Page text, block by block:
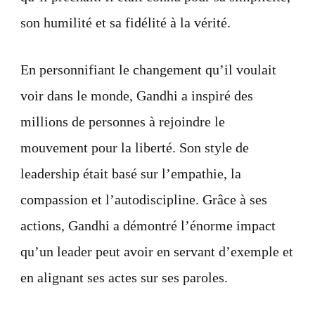
son humilité et sa fidélité à la vérité.
En personnifiant le changement qu’il voulait
voir dans le monde, Gandhi a inspiré des
millions de personnes à rejoindre le
mouvement pour la liberté. Son style de
leadership était basé sur l’empathie, la
compassion et l’autodiscipline. Grâce à ses
actions, Gandhi a démontré l’énorme impact
qu’un leader peut avoir en servant d’exemple et
en alignant ses actes sur ses paroles.